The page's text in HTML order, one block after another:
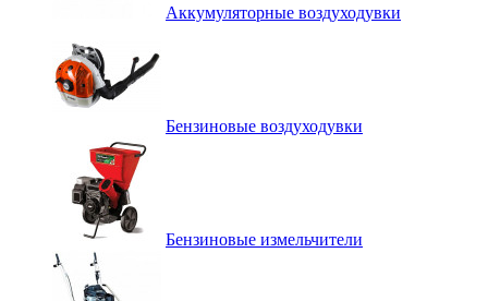
Аккумуляторные воздуходувки
Бензиновые воздуходувки
Бензиновые измельчители